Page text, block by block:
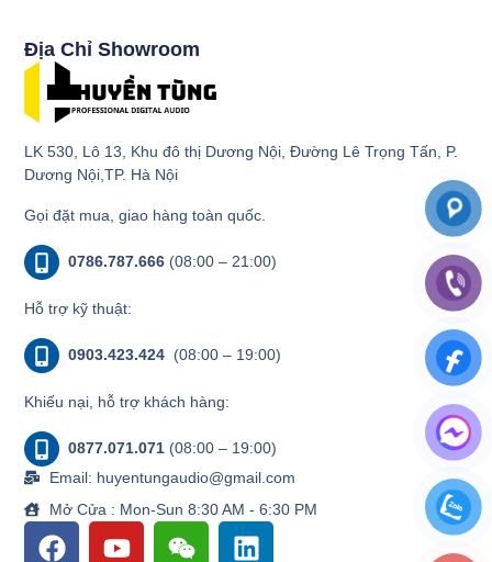
Địa Chỉ Showroom
LK 530, Lô 13, Khu đô thị Dương Nội, Đường Lê Trọng Tấn, P.
Dương Nội,TP. Hà Nội
Gọi đặt mua, giao hàng toàn quốc.
0786.787.666 (08:00 – 21:00)
Hỗ trợ kỹ thuật:
0903.423.424 (08:00 – 19:00)
Khiếu nại, hỗ trợ khách hàng:
0877.071.071 (08:00 – 19:00)
Email: huyentungaudio@gmail.com
Mở Cửa : Mon-Sun 8:30 AM - 6:30 PM